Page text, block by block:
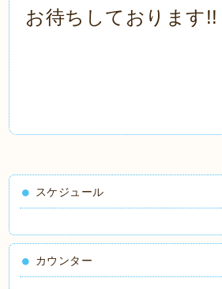
お待ちしております!!
スケジュール
カウンター